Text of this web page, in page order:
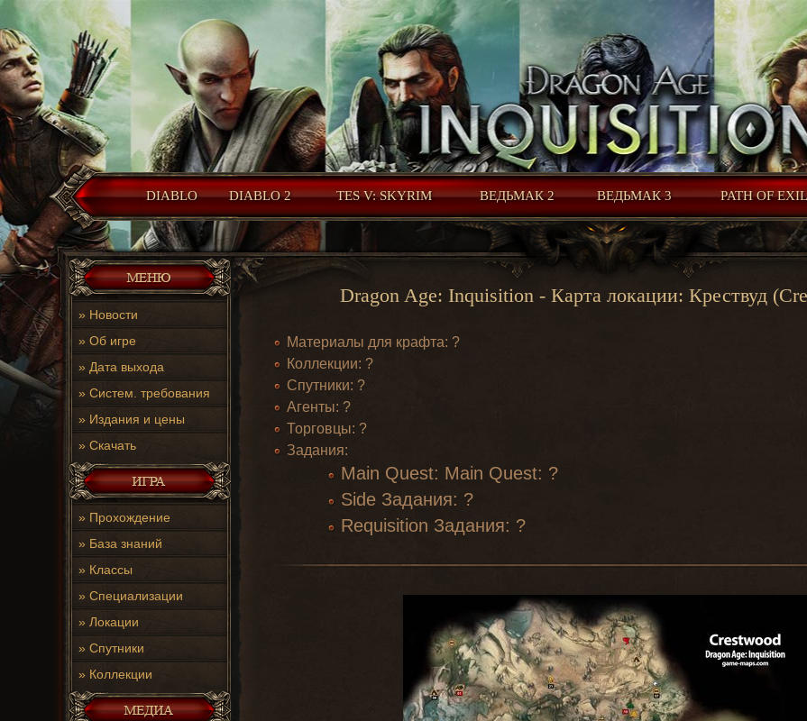
DIABLO DIABLO 2 TES V: SKYRIM ВЕДЬМАК 2 ВЕДЬМАК 3 PATH OF
» Новости
» Об игре
» Дата выхода
» Систем. требования
» Издания и цены
» Скачать
» Прохождение
» База знаний
» Классы
» Специализации
» Локации
» Спутники
» Коллекции
Dragon Age: Inquisition - Карта локации: Крествуд
Материалы для крафта: ?
Коллекции: ?
Спутники: ?
Агенты: ?
Торговцы: ?
Задания:
Main Quest: Main Quest: ?
Side Задания: ?
Requisition Задания: ?